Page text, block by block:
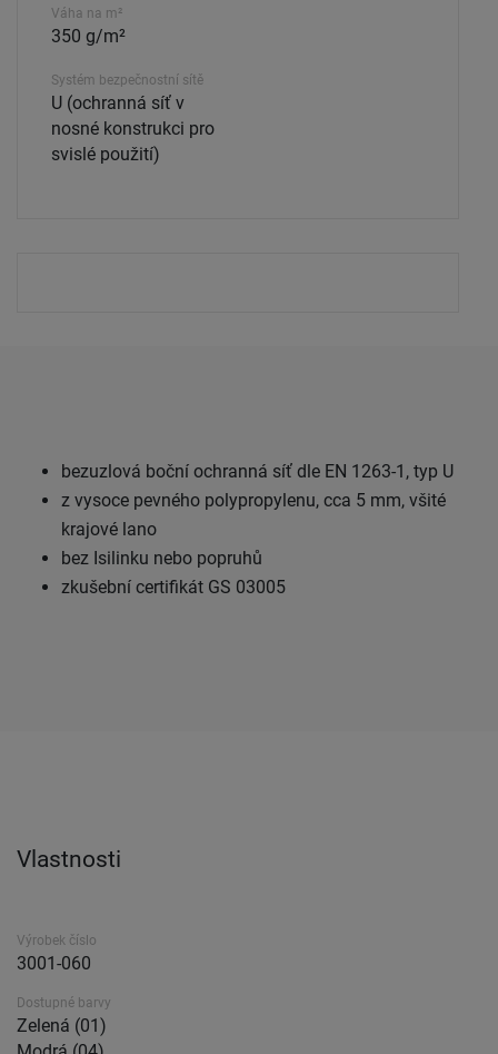
Váha na m²
350 g/m²
Systém bezpečnostní sítě
U (ochranná síť v
nosné konstrukci pro
svislé použití)
bezuzlová boční ochranná síť dle EN 1263-1, typ U
z vysoce pevného polypropylenu, cca 5 mm, všité
krajové lano
bez Isilinku nebo popruhů
zkušební certifikát GS 03005
Vlastnosti
Výrobek číslo
3001-060
Dostupné barvy
Zelená (01)